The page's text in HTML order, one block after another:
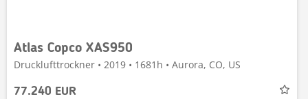
Atlas Copco XAS950
Drucklufttrockner • 2019 • 1681h • Aurora, CO, US
77.240 EUR